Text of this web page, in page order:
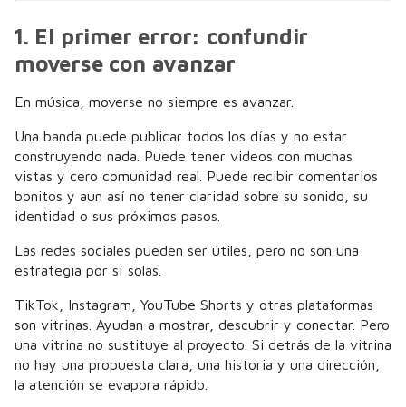
1. El primer error: confundir
moverse con avanzar
En música, moverse no siempre es avanzar.
Una banda puede publicar todos los días y no estar
construyendo nada. Puede tener videos con muchas
vistas y cero comunidad real. Puede recibir comentarios
bonitos y aun así no tener claridad sobre su sonido, su
identidad o sus próximos pasos.
Las redes sociales pueden ser útiles, pero no son una
estrategia por sí solas.
TikTok, Instagram, YouTube Shorts y otras plataformas
son vitrinas. Ayudan a mostrar, descubrir y conectar. Pero
una vitrina no sustituye al proyecto. Si detrás de la vitrina
no hay una propuesta clara, una historia y una dirección,
la atención se evapora rápido.